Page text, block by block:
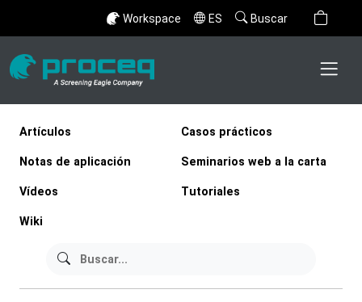
Workspace ES Buscar
Artículos Casos prácticos
Notas de aplicación Seminarios web a la carta
Vídeos Tutoriales
Wiki